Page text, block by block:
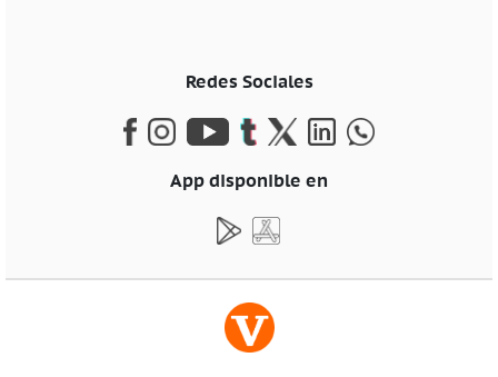
Redes Sociales
App disponible en